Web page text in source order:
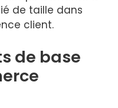
de taille dans
client.
de base